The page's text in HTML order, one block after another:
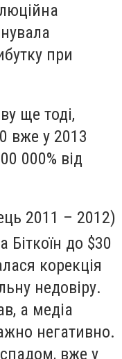
при
ще тоді,
вже у 2013
000% від
2011 – 2012)
до $30
корекція
недовіру.
а медіа
негативно.
спадом, вже у